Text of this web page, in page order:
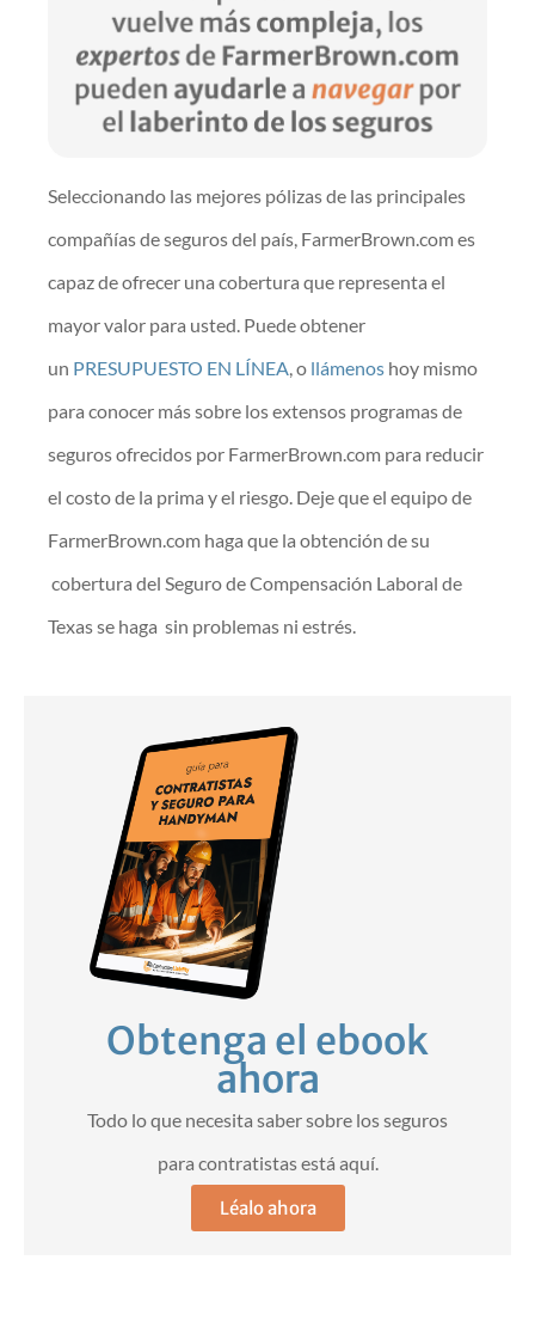
Seleccionando las mejores pólizas de las principales
compañías de seguros del país, FarmerBrown.com es
capaz de ofrecer una cobertura que representa el
mayor valor para usted. Puede obtener
un PRESUPUESTO EN LÍNEA, o llámenos hoy mismo
para conocer más sobre los extensos programas de
seguros ofrecidos por FarmerBrown.com para reducir
el costo de la prima y el riesgo. Deje que el equipo de
FarmerBrown.com haga que la obtención de su
cobertura del Seguro de Compensación Laboral de
Texas se haga sin problemas ni estrés.
Obtenga el ebook
ahora
Todo lo que necesita saber sobre los seguros
para contratistas está aquí.
Léalo ahora